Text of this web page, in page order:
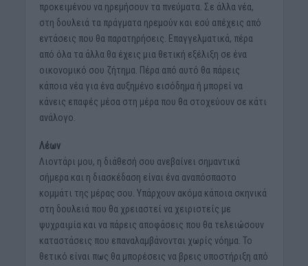
προκειμένου να ηρεμήσουν τα πνεύματα. Σε άλλα νέα,
στη δουλειά τα πράγματα ηρεμούν και εσύ απέχεις από
εντάσεις που θα παρατηρήσεις. Επαγγελματικά, πέρα
από όλα τα άλλα θα έχεις μια θετική εξέλιξη σε ένα
οικονομικό σου ζήτημα. Πέρα από αυτό θα πάρεις
κάποια νέα για ένα αυξημένο εισόδημα ή μπορεί να
κάνεις επαφές μέσα στη μέρα που θα στοχεύουν σε κάτι
ανάλογο.
Λέων
Λιοντάρι μου, η διάθεσή σου ανεβαίνει σημαντικά
σήμερα και η διασκέδαση είναι ένα αναπόσπαστο
κομμάτι της μέρας σου. Υπάρχουν ακόμα κάποια σκηνικά
στη δουλειά που θα χρειαστεί να χειριστείς με
ψυχραιμία και να πάρεις αποφάσεις που θα τελειώσουν
καταστάσεις που επαναλαμβάνονται χωρίς νόημα. Το
θετικό είναι πως θα μπορέσεις να βρεις υποστήριξη από